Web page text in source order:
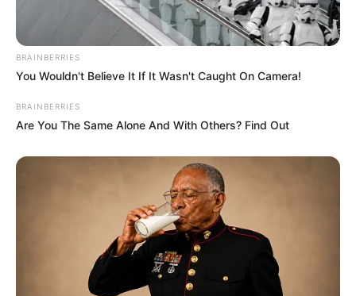
BRAINBERRIES
You Wouldn't Believe It If It Wasn't Caught On Camera!
BRAINBERRIES
Are You The Same Alone And With Others? Find Out